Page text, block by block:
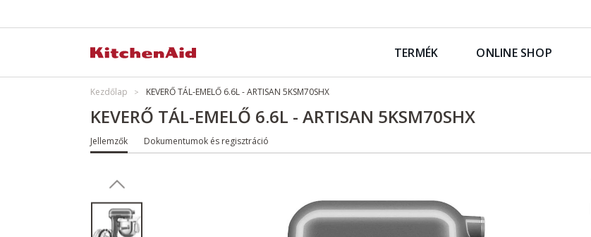
TERMÉK ONLINE SHOP
Kezdőlap KEVERŐ TÁL-EMELŐ 6.6L - ARTISAN 5KSM70SHX
KEVERŐ TÁL-EMELŐ 6.6L - ARTISAN 5KSM70SHX
Jellemzők Dokumentumok és regisztráció